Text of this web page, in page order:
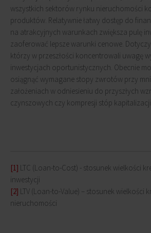
wszystkich sektorów rynku nieruchomości
produktów. Relatywnie łatwy dostęp do
na atrakcyjnych warunkach zwiększa pulę
zaoferować lepsze warunki cenowe.
którzy w przeszłości koncentrowali uwagę
inwestycjach oportunistycznych. Obecnie
osiągnąć wymagane stopy zwrotów przy
założeniach w odniesieniu do przyszłych
czynszowych czy kompresji stóp
[1] LTC (Loan-to-Cost) - stosunek wielkości
inwestycji
[2] LTV (Loan-to-Value) – stosunek wielkości
nieruchomości